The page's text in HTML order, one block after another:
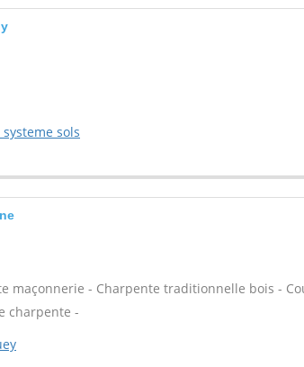
sols
maçonnerie - Charpente traditionnelle bois -
charpente -